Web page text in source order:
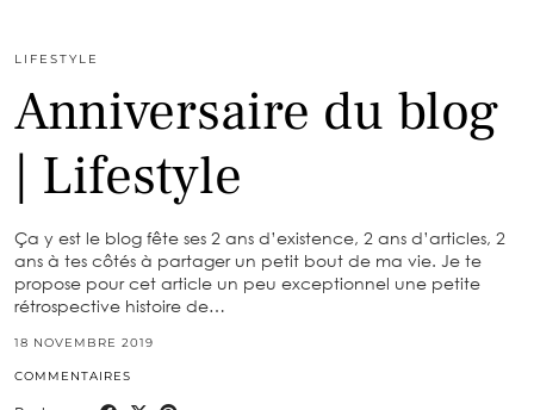
LIFESTYLE
Anniversaire du blog
| Lifestyle
Ça y est le blog fête ses 2 ans d’existence, 2 ans d’articles, 2
ans à tes côtés à partager un petit bout de ma vie. Je te
propose pour cet article un peu exceptionnel une petite
rétrospective histoire de…
18 NOVEMBRE 2019
COMMENTAIRES